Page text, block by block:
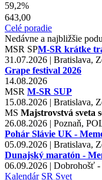
59,2%
643,00
Celé poradie
Nedávne a najbližšie
MSR SPM-SR krátke
31.07.2026 | Bratislava,
Grape festival 2026
14.08.2026
MSR M-SR SUP
15.08.2026 | Bratislava,
MS Majstrovstvá sveta
26.08.2026 | Poznaň,
Pohár Slávie UK -
05.09.2026 | Bratislava,
Dunajský maratón -
06.09.2026 | Dobrohošť
Kalendár SR Svet